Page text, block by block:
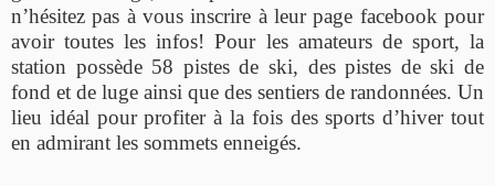
n’hésitez pas à vous inscrire à leur page facebook pour
avoir toutes les infos! Pour les amateurs de sport, la
station possède 58 pistes de ski, des pistes de ski de
fond et de luge ainsi que des sentiers de randonnées. Un
lieu idéal pour profiter à la fois des sports d’hiver tout
en admirant les sommets enneigés.